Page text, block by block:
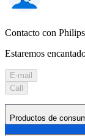
Contacto con Philips
Estaremos
E-mail
Call
Productos de